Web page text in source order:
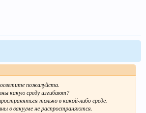
пожалуйста.
какую среду изгибают?
только в какой-либо среде.
в вакууме не распространяются.